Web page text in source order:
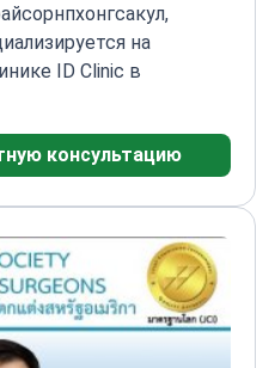
на
ID Clinic в
консультацию